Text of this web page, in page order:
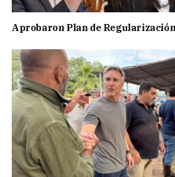
Aprobaron Plan de